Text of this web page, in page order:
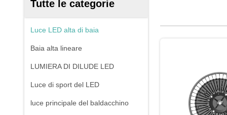
Tutte le categorie
Luce LED alta di baia
Baia alta lineare
LUMIERA DI DILUDE LED
Luce di sport del LED
luce principale del baldacchino